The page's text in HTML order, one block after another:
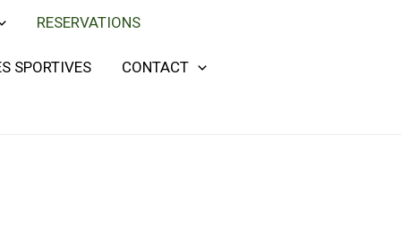
RESERVATIONS
SPORTIVES CONTACT